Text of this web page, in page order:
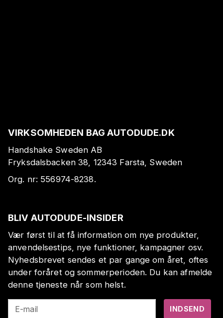
VIRKSOMHEDEN BAG AUTODUDE.DK
Handshake Sweden AB
Fryksdalsbacken 38, 12343 Farsta, Sweden
Org. nr: 556974-8238.
BLIV AUTODUDE-INSIDER
Vær først til at få information om nye produkter,
anvendelsestips, nye funktioner, kampagner osv.
Nyhedsbrevet sendes et par gange om året, oftes
under foråret og sommerperioden. Du kan afmelde
denne tjeneste når som helst.
E-mail INDSEND